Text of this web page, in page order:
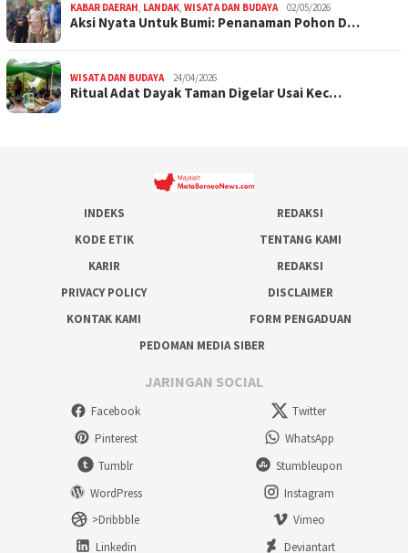
KABAR DAERAH, LANDAK, WISATA DAN BUDAYA 02/05/2026
Aksi Nyata Untuk Bumi: Penanaman Pohon D…
WISATA DAN BUDAYA 24/04/2026
Ritual Adat Dayak Taman Digelar Usai Kec…
INDEKS
REDAKSI
KODE ETIK
TENTANG KAMI
KARIR
REDAKSI
PRIVACY POLICY
DISCLAIMER
KONTAK KAMI
FORM PENGADUAN
PEDOMAN MEDIA SIBER
JARINGAN SOCIAL
Facebook
Twitter
Pinterest
WhatsApp
Tumblr
Stumbleupon
WordPress
Instagram
>Dribbble
Vimeo
Linkedin
Deviantart